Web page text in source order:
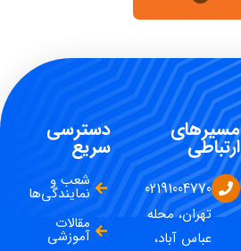
مسیرهای
ارتباطی
02191004770
تهران، محله
عباس آباد،
دسترسی
سریع
شعب و
نمایندگی‌ها
مقالات
آموزشی